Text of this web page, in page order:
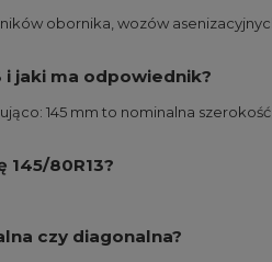
obornika, wozów
i jaki ma odpowiednik?
145 mm to nominalna
80R13?
czy diagonalna?